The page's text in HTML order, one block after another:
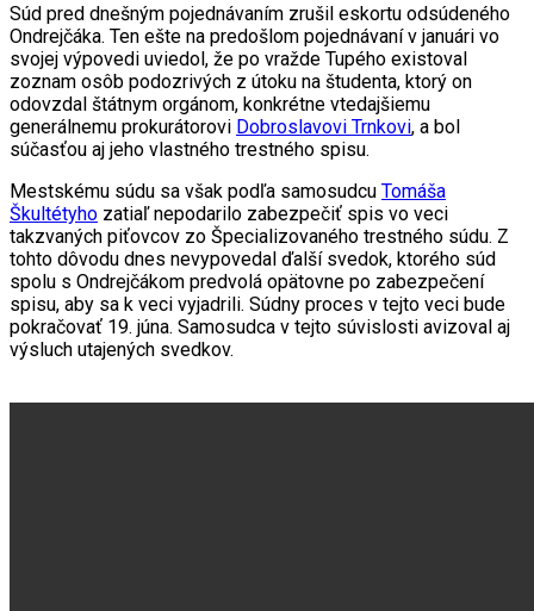
Súd pred dnešným pojednávaním zrušil eskortu odsúdeného
Ondrejčáka. Ten ešte na predošlom pojednávaní v januári vo
svojej výpovedi uviedol, že po vražde Tupého existoval
zoznam osôb podozrivých z útoku na študenta, ktorý on
odovzdal štátnym orgánom, konkrétne vtedajšiemu
generálnemu prokurátorovi Dobroslavovi Trnkovi, a bol
súčasťou aj jeho vlastného trestného spisu.
Mestskému súdu sa však podľa samosudcu Tomáša
Škultétyho zatiaľ nepodarilo zabezpečiť spis vo veci
takzvaných piťovcov zo Špecializovaného trestného súdu. Z
tohto dôvodu dnes nevypovedal ďalší svedok, ktorého súd
spolu s Ondrejčákom predvolá opätovne po zabezpečení
spisu, aby sa k veci vyjadrili. Súdny proces v tejto veci bude
pokračovať 19. júna. Samosudca v tejto súvislosti avizoval aj
výsluch utajených svedkov.